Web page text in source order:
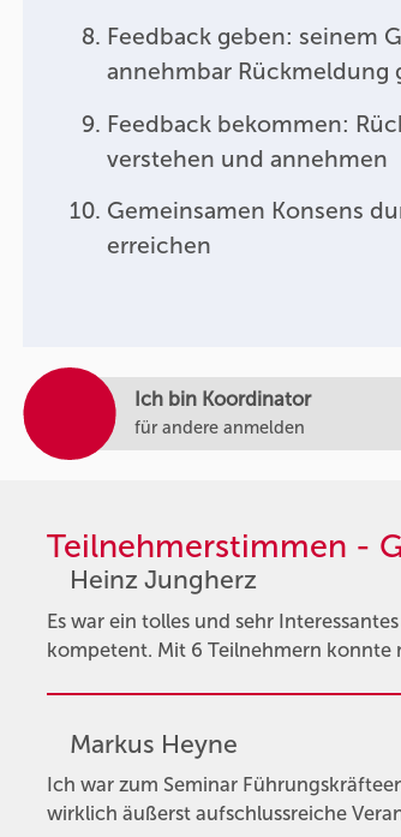
Ich bin Koordinator
für andere anmelden
Feedback geben: seinem
annehmbar Rückmeldung
Feedback bekommen:
verstehen und annehmen
Gemeinsamen Konsens
erreichen
Teilnehmerstimmen -
Heinz Jungherz
Es war ein tolles und sehr
kompetent. Mit 6 Teilnehmern konnte
Markus Heyne
Ich war zum Seminar
wirklich äußerst aufschlussreiche